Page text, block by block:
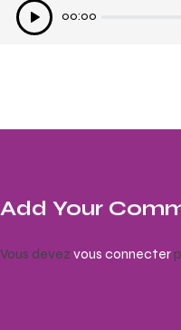
Lecteur
audio
00:00
Add Your
Vous devez vous connecter